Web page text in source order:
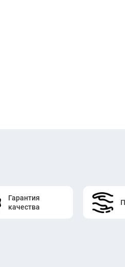
Гарантия
качества